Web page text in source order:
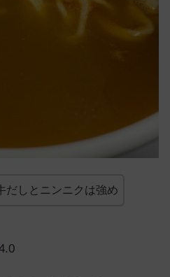
だしとニンニクは強め